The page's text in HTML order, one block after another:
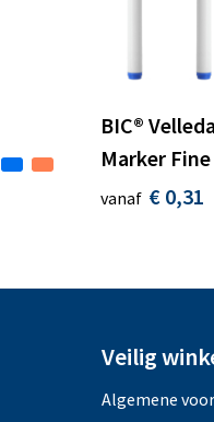
BIC®
Marker Fine
vanaf € 0,31
Veilig
Algemene